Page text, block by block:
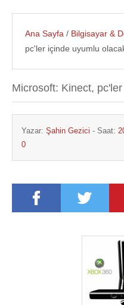
Ana Sayfa / Bilgisayar &
pc'ler içinde uyumlu
Microsoft: Kinect,
Yazar: Şahin Gezici - Saat:
0